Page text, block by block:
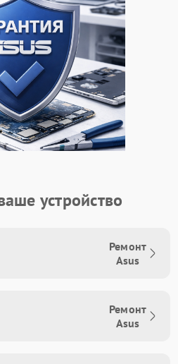
устройство
Ремонт
Asus
Ремонт
Asus